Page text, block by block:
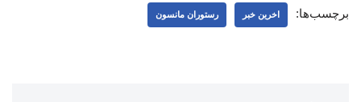
برچسب‌ها: اخرین خبر رستوران مانسون